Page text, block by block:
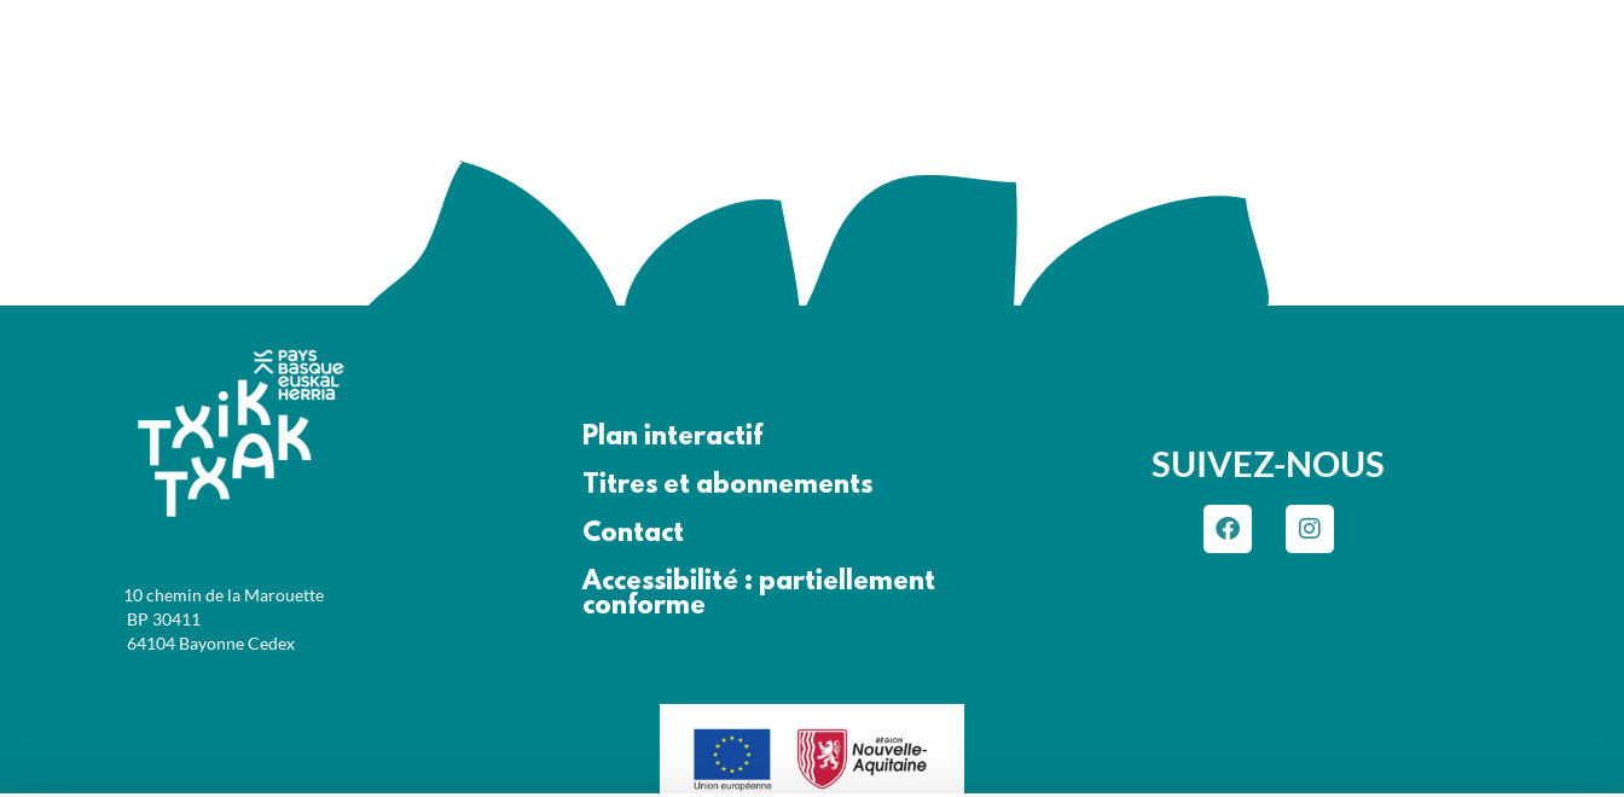
10 chemin de la Marouette
BP 30411
64104 Bayonne Cedex
Plan interactif
Titres et abonnements
Contact
Accessibilité : partiellement
conforme
SUIVEZ-NOUS